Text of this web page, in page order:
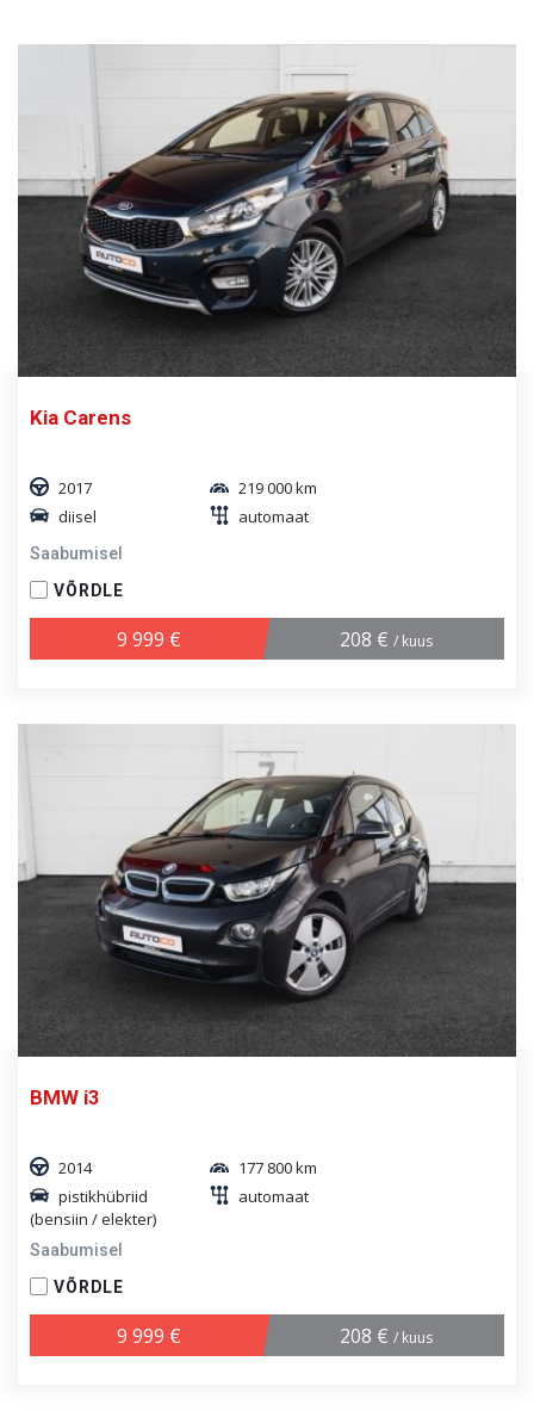
Kia Carens
2017
219 000 km
diisel
automaat
Saabumisel
VÕRDLE
9 999 € 208 € / kuus
BMW i3
2014
177 800 km
pistikhübriid
(bensiin / elekter)
automaat
Saabumisel
VÕRDLE
9 999 € 208 € / kuus